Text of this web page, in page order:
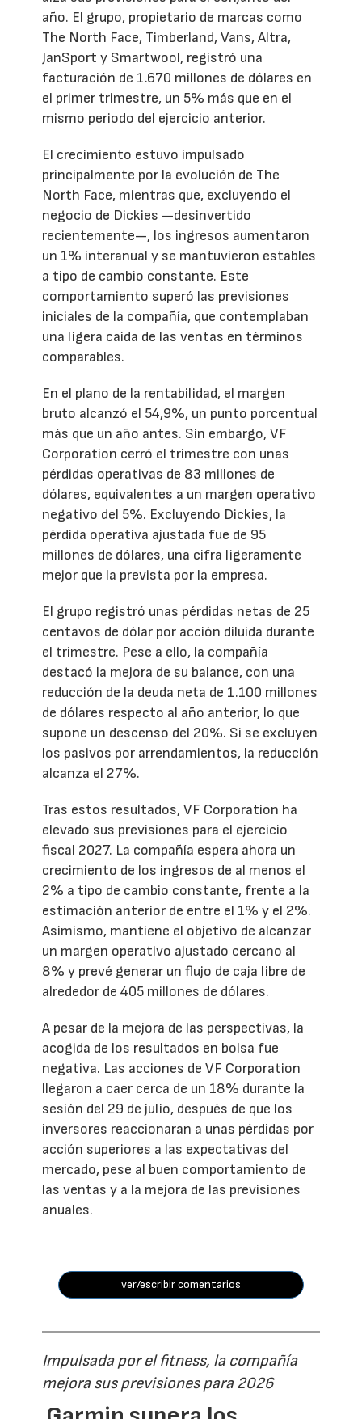
año. El grupo, propietario de marcas como
The North Face, Timberland, Vans, Altra,
JanSport y Smartwool, registró una
facturación de 1.670 millones de dólares en
el primer trimestre, un 5% más que en el
mismo periodo del ejercicio anterior.
El crecimiento estuvo impulsado
principalmente por la evolución de The
North Face, mientras que, excluyendo el
negocio de Dickies —desinvertido
recientemente—, los ingresos aumentaron
un 1% interanual y se mantuvieron estables
a tipo de cambio constante. Este
comportamiento superó las previsiones
iniciales de la compañía, que contemplaban
una ligera caída de las ventas en términos
comparables.
En el plano de la rentabilidad, el margen
bruto alcanzó el 54,9%, un punto porcentual
más que un año antes. Sin embargo, VF
Corporation cerró el trimestre con unas
pérdidas operativas de 83 millones de
dólares, equivalentes a un margen operativo
negativo del 5%. Excluyendo Dickies, la
pérdida operativa ajustada fue de 95
millones de dólares, una cifra ligeramente
mejor que la prevista por la empresa.
El grupo registró unas pérdidas netas de 25
centavos de dólar por acción diluida durante
el trimestre. Pese a ello, la compañía
destacó la mejora de su balance, con una
reducción de la deuda neta de 1.100 millones
de dólares respecto al año anterior, lo que
supone un descenso del 20%. Si se excluyen
los pasivos por arrendamientos, la reducción
alcanza el 27%.
Tras estos resultados, VF Corporation ha
elevado sus previsiones para el ejercicio
fiscal 2027. La compañía espera ahora un
crecimiento de los ingresos de al menos el
2% a tipo de cambio constante, frente a la
estimación anterior de entre el 1% y el 2%.
Asimismo, mantiene el objetivo de alcanzar
un margen operativo ajustado cercano al
8% y prevé generar un flujo de caja libre de
alrededor de 405 millones de dólares.
A pesar de la mejora de las perspectivas, la
acogida de los resultados en bolsa fue
negativa. Las acciones de VF Corporation
llegaron a caer cerca de un 18% durante la
sesión del 29 de julio, después de que los
inversores reaccionaran a unas pérdidas por
acción superiores a las expectativas del
mercado, pese al buen comportamiento de
las ventas y a la mejora de las previsiones
anuales.
ver/escribir comentarios
Impulsada por el fitness, la compañía
mejora sus previsiones para 2026